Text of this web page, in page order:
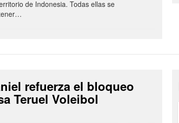
de Indonesia. Todas ellas se
refuerza el bloqueo
Teruel Voleibol